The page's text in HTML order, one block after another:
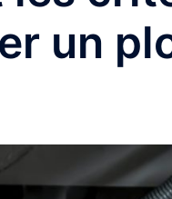
un